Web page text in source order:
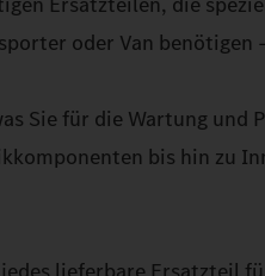
oder Van benötigen
Sie für die Wartung und
bis hin zu